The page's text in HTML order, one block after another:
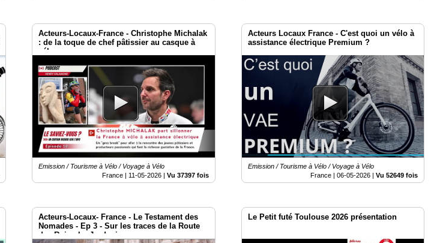
Acteurs-Locaux-France - Christophe Michalak
: de la toque de chef pâtissier au casque à
vélo
Emission / Tourisme à Vélo / Voyage à Vélo
France | 11-05-2026| Vu 37397 fois
Acteurs Locaux France - C'est quoi un vélo à
assistance électrique Premium ?
Emission / Tourisme à Vélo / Voyage à Vélo
France |06-05-2026 |Vu 52649 fois
Acteurs-Locaux- France - Le Testament des
Nomades - Ep 3 - Sur les traces de la Route
des Rois - La Jordanie
Le Petit futé Toulouse 2026 présentation